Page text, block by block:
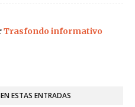
Trasfondo informativo
ESTAS ENTRADAS